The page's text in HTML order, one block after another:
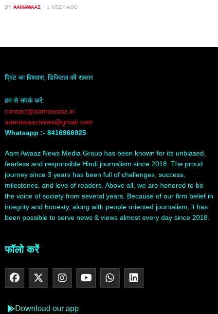
BY AAMAWAAZ 1 WEEK AGO
प्रिंट का विश्वास, डिजिटल की रफ़्तार
हम से संपर्क करें:
contact@aamawaaz.in
aamawaaznews@gmail.com
Whatsapp :- 8416966925
Aam Awaaz News Media Group has been known for its unbiased,
fearless and responsible Hindi journalism since 2018. The proud
journey since 3 years has been full of challenges, success,
milestones, and love of readers. Above all, we are honored to be
the voice of society from several years. Because of our firm belief in
integrity and honesty, along with people oriented journalism, it has
been possible to serve news & views almost every day since 2018.
फॉलो करें
Download our app